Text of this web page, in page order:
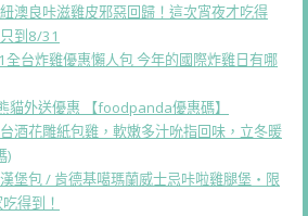
澳良咔滋雞皮邪惡回歸！這次宵夜才吃得
到8/31
台炸雞優惠懶人包 今年的國際炸雞日有哪
貓外送優惠 【foodpanda優惠碼】
酒花雕紙包雞，軟嫩多汁吮指回味，立冬暖
)
堡包 / 肯德基噶瑪蘭威士忌咔啦雞腿堡・限
得到！